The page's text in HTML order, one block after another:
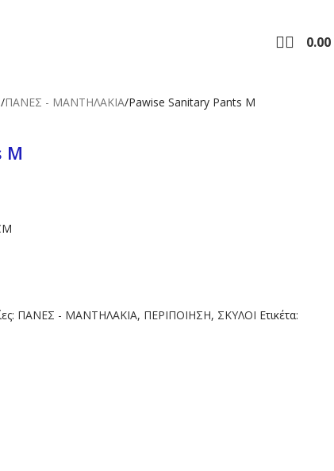
0.00
ΠΑΝΕΣ - ΜΑΝΤΗΛΑΚΙΑ Pawise Sanitary Pants M
M
ΠΑΝΕΣ - ΜΑΝΤΗΛΑΚΙΑ, ΠΕΡΙΠΟΙΗΣΗ, ΣΚΥΛΟΙ Ετικέτα: